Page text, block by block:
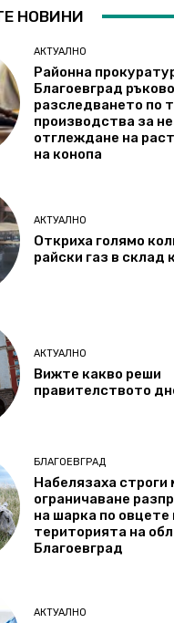
НОВИНИ
АКТУАЛНО
Районна
Благоевград
разследването по
производства за
отглеждане на
на конопа
АКТУАЛНО
Откриха голямо
райски газ в склад
АКТУАЛНО
Вижте какво реши
правителството
БЛАГОЕВГРАД
Набелязаха строги
ограничаване
на шарка по овцете
територията на
Благоевград
АКТУАЛНО